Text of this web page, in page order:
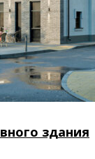
здания